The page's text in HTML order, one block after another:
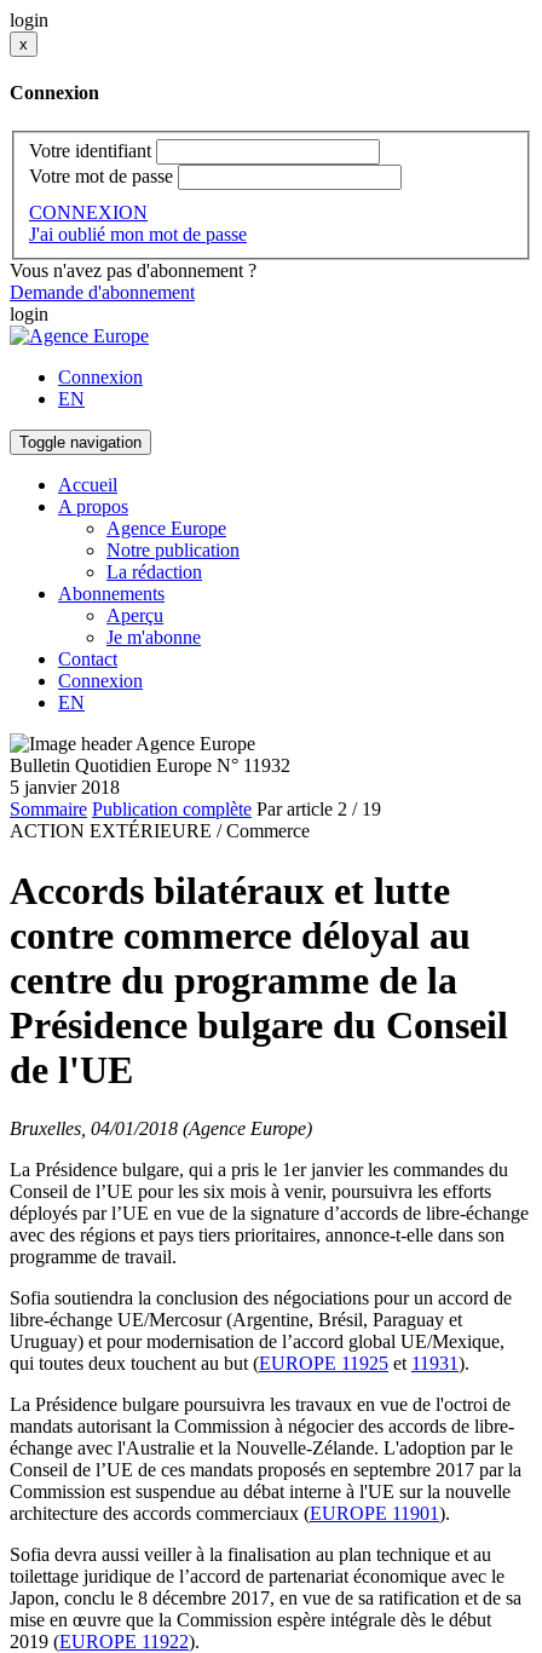
login
x
Connexion
Votre identifiant
Votre mot de passe
CONNEXION
J'ai oublié mon mot de passe
Vous n'avez pas d'abonnement ?
Demande d'abonnement
login
Connexion
EN
Toggle navigation
Accueil
A propos
Agence Europe
Notre publication
La rédaction
Abonnements
Aperçu
Je m'abonne
Contact
Connexion
EN
Bulletin Quotidien Europe N° 11932
5 janvier 2018
Sommaire Publication complète Par article 2 / 19
ACTION EXTÉRIEURE / Commerce
Accords bilatéraux et lutte
contre commerce déloyal au
centre du programme de la
Présidence bulgare du Conseil
de l'UE
Bruxelles, 04/01/2018 (Agence Europe)
La Présidence bulgare, qui a pris le 1er janvier les commandes du
Conseil de l’UE pour les six mois à venir, poursuivra les efforts
déployés par l’UE en vue de la signature d’accords de libre-échange
avec des régions et pays tiers prioritaires, annonce-t-elle dans son
programme de travail.
Sofia soutiendra la conclusion des négociations pour un accord de
libre-échange UE/Mercosur (Argentine, Brésil, Paraguay et
Uruguay) et pour modernisation de l’accord global UE/Mexique,
qui toutes deux touchent au but (EUROPE 11925 et 11931).
La Présidence bulgare poursuivra les travaux en vue de l'octroi de
mandats autorisant la Commission à négocier des accords de libre-
échange avec l'Australie et la Nouvelle-Zélande. L'adoption par le
Conseil de l’UE de ces mandats proposés en septembre 2017 par la
Commission est suspendue au débat interne à l'UE sur la nouvelle
architecture des accords commerciaux (EUROPE 11901).
Sofia devra aussi veiller à la finalisation au plan technique et au
toilettage juridique de l’accord de partenariat économique avec le
Japon, conclu le 8 décembre 2017, en vue de sa ratification et de sa
mise en œuvre que la Commission espère intégrale dès le début
2019 (EUROPE 11922).